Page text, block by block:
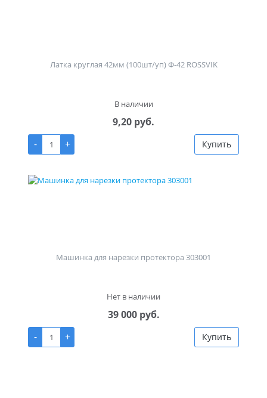
Латка круглая 42мм (100шт/уп) Ф-42 ROSSVIK
В наличии
9,20 руб.
-
+ Купить
Машинка для нарезки протектора 303001
Нет в наличии
39 000 руб.
-
+ Купить